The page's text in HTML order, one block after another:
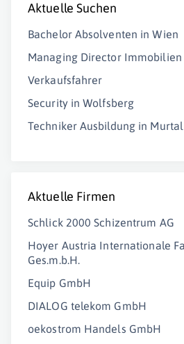
Aktuelle Suchen
Bachelor Absolventen in Wien
Managing Director Immobilien
Verkaufsfahrer
Security in Wolfsberg
Techniker Ausbildung in
Aktuelle Firmen
Schlick 2000 Schizentrum AG
Hoyer Austria Internationale
Ges.m.b.H.
Equip GmbH
DIALOG telekom GmbH
oekostrom Handels GmbH